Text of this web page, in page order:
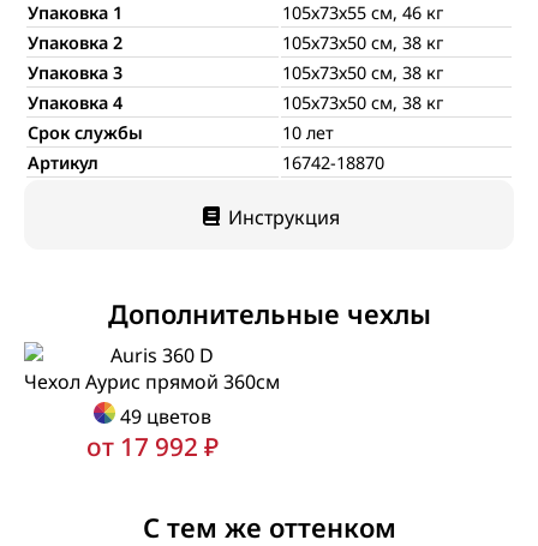
Упаковка 1
105х73х55 см, 46 кг
Упаковка 2
105х73х50 см, 38 кг
Упаковка 3
105х73х50 см, 38 кг
Упаковка 4
105х73х50 см, 38 кг
Срок службы
10 лет
Артикул
16742-18870
Инструкция
Дополнительные чехлы
Чехол Аурис прямой 360см
49 цветов
от 17 992 ₽
С тем же оттенком